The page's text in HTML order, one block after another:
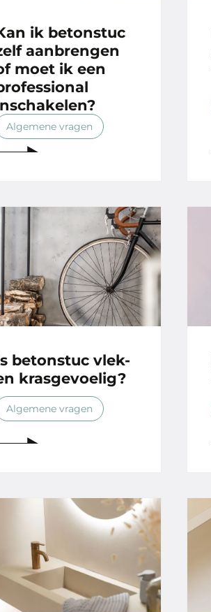
ik betonstuc
aanbrengen
moet ik een
Algemene vragen
betonstuc vlek-
krasgevoelig?
Algemene vragen